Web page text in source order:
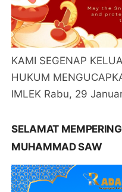
KAMI SEGENAP
HUKUM
IMLEK Rabu, 29
SELAMAT
MUHAMMAD SAW